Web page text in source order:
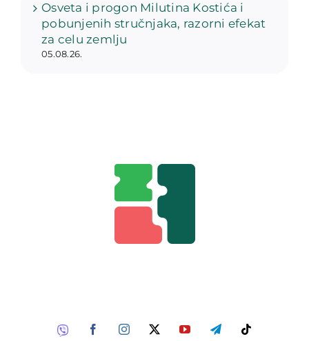
Osveta i progon Milutina Kostića i
pobunjenih stručnjaka, razorni efekat
za celu zemlju
05.08.26.